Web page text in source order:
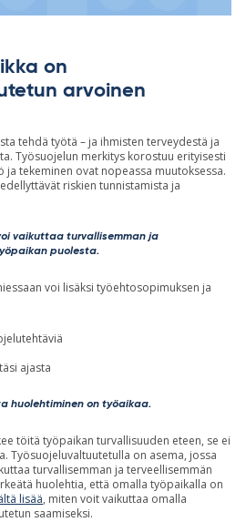
on
arvoinen
tehdä työtä – ja ihmisten terveydestä ja
Työsuojelun merkitys korostuu erityisesti
ja tekeminen ovat nopeassa muutoksessa.
riskien tunnistamista ja
vaikuttaa turvallisemman ja
puolesta.
voi lisäksi työehtosopimuksen ja
ajasta
huolehtiminen on työaikaa.
töitä työpaikan turvallisuuden eteen, se ei
Työsuojeluvaltuutetulla on asema, jossa
turvallisemman ja terveellisemmän
huolehtia, että omalla työpaikalla on
lisää, miten voit vaikuttaa omalla
saamiseksi.